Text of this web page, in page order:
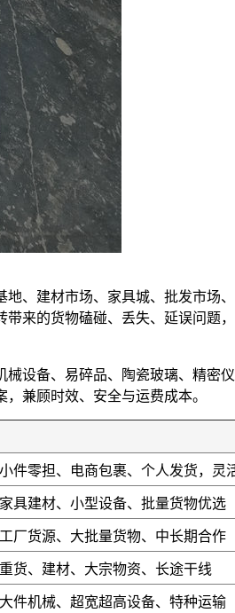
、建材市场、家具城、批发市场
来的货物磕碰、丢失、延误问题
设备、易碎品、陶瓷玻璃、精密
兼顾时效、安全与运费成本。
小件零担、电商包裹、个人发货，灵
家具建材、小型设备、批量货物优选
工厂货源、大批量货物、中长期合作
重货、建材、大宗物资、长途干线
大件机械、超宽超高设备、特种运输